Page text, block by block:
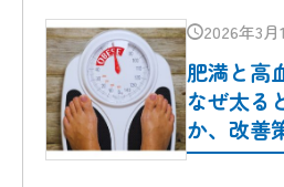
2026年3月
肥満と高
なぜ太る
か、改善